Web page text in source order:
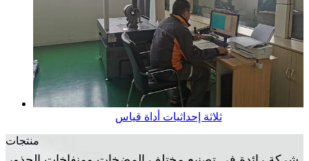
ثلاثة إحداثيات أداة قياس
منتجات